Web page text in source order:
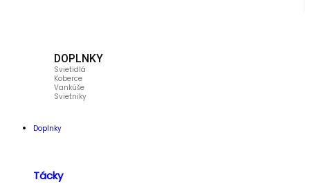
DOPLNKY
Svietidlá
Koberce
Vankúše
Svietniky
Doplnky
Tácky